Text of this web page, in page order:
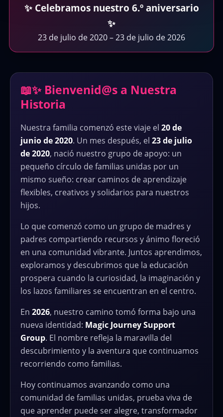
✨ Celebramos nuestro 6.º aniversario
✨
23 de julio de 2020 – 23 de julio de 2026
📖✨ Bienvenid@s a Nuestra
Historia
Nuestra familia comenzó este viaje el 20 de
junio de 2020. Un mes después, el 23 de julio
de 2020, nació nuestro grupo de apoyo: un
pequeño círculo de familias unidas por un
mismo sueño: crear caminos de aprendizaje
flexibles, creativos y solidarios para nuestros
hijos.
Lo que comenzó como un grupo de madres y
padres compartiendo recursos y ánimo floreció
en una comunidad vibrante. Juntos aprendimos,
exploramos y descubrimos que la educación
prospera cuando la curiosidad, la imaginación y
los lazos familiares se encuentran en el centro.
En 2026, nuestro camino tomó forma bajo una
nueva identidad: Magic Journey Support
Group. El nombre refleja la maravilla del
descubrimiento y la aventura que continuamos
recorriendo como familias.
Hoy continuamos avanzando como una
comunidad de familias unidas, prueba viva de
que aprender puede ser alegre, transformador